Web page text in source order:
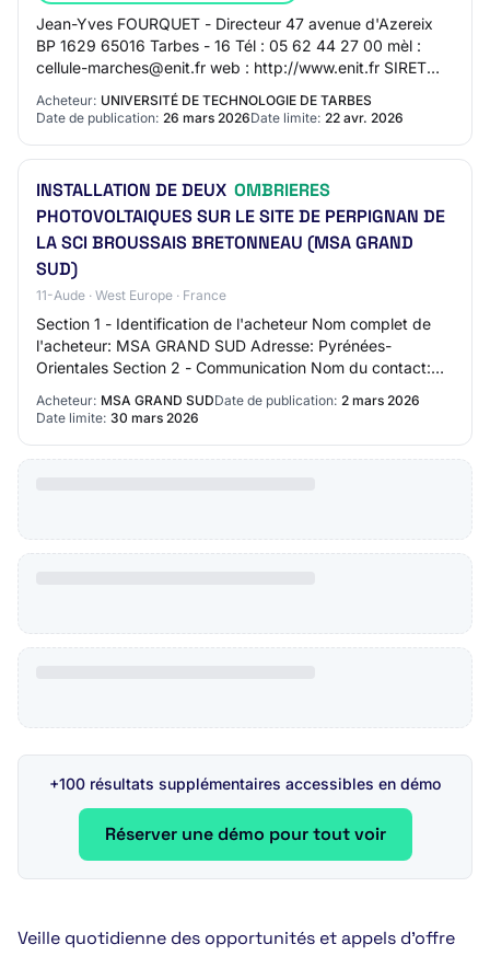
Jean-Yves FOURQUET - Directeur 47 avenue d'Azereix
BP 1629 65016 Tarbes - 16 Tél : 05 62 44 27 00 mèl :
cellule-marches@enit.fr web : http://www.enit.fr SIRET
19650048200019 Objet : Appel à Manifesta…
Acheteur: UNIVERSITÉ DE TECHNOLOGIE DE TARBES
Date de publication: 26 mars 2026Date limite: 22 avr. 2026
INSTALLATION DE DEUX OMBRIERES
PHOTOVOLTAIQUES SUR LE SITE DE PERPIGNAN DE
LA SCI BROUSSAIS BRETONNEAU (MSA GRAND
SUD)
11-Aude · West Europe · France
Section 1 - Identification de l'acheteur Nom complet de
l'acheteur: MSA GRAND SUD Adresse: Pyrénées-
Orientales Section 2 - Communication Nom du contact:
Acheteur: MSA GRAND SUDDate de publication: 2 mars 2026
Date limite: 30 mars 2026
+100 résultats supplémentaires accessibles en démo
Réserver une démo pour tout voir
Veille quotidienne des opportunités et appels d’offre